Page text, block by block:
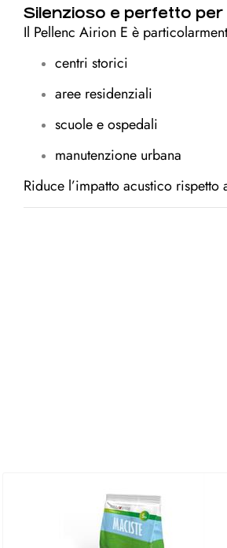
Silenzioso e perfetto per
Il Pellenc Airion E è
centri storici
aree residenziali
scuole e ospedali
manutenzione urbana
Riduce l’impatto acustico